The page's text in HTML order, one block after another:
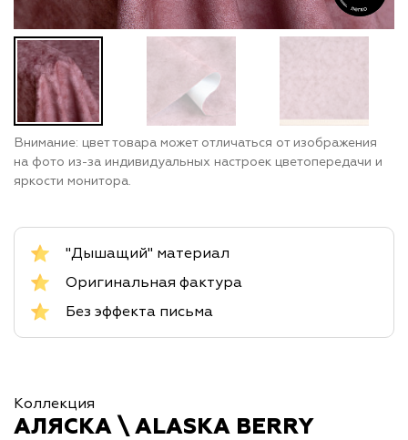
Внимание: цвет товара может отличаться от изображения
на фото из-за индивидуальных настроек цветопередачи и
яркости монитора.
"Дышащий" материал
Оригинальная фактура
Без эффекта письма
Коллекция
АЛЯСКА \ ALASKA BERRY